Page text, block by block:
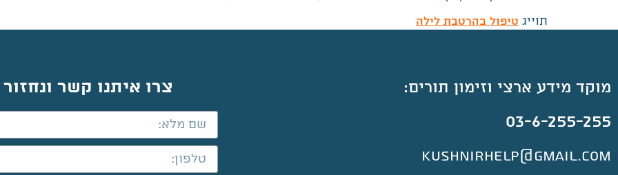
תוייג טיפול בהרטבת לילה
מוקד מידע ארצי וזימון תורים:
03-6-255-255
kushnirhelp@gmail.com
צרו איתנו קשר